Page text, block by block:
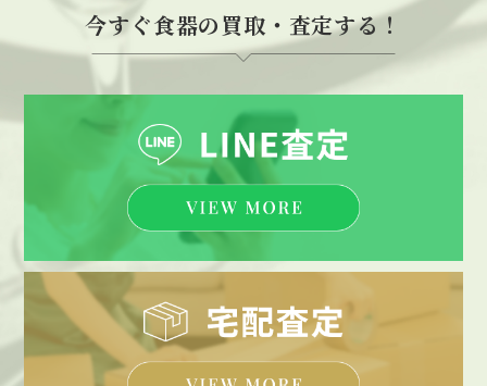
今すぐ食器の買取・査定する！